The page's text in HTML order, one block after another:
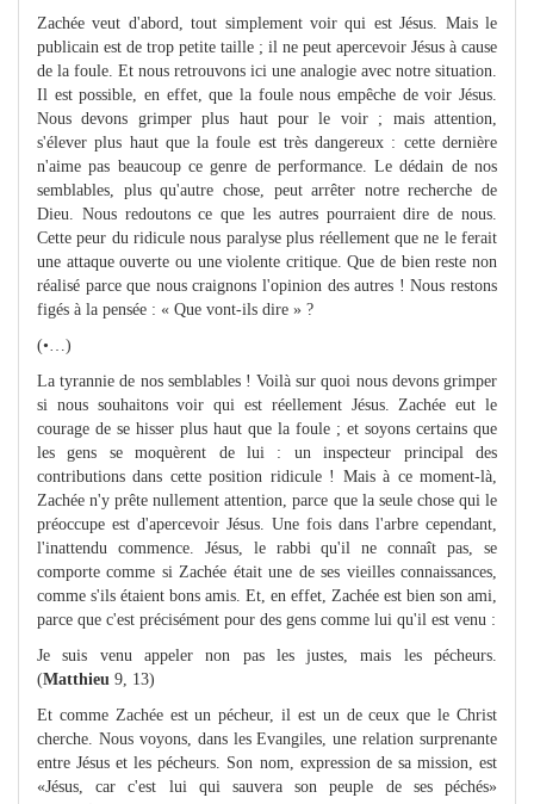
Zachée veut d'abord, tout simplement voir qui est Jésus. Mais le
publicain est de trop petite taille ; il ne peut apercevoir Jésus à cause
de la foule. Et nous retrouvons ici une analogie avec notre situation.
Il est possible, en effet, que la foule nous empêche de voir Jésus.
Nous devons grimper plus haut pour le voir ; mais attention,
s'élever plus haut que la foule est très dangereux : cette dernière
n'aime pas beaucoup ce genre de performance. Le dédain de nos
semblables, plus qu'autre chose, peut arrêter notre recherche de
Dieu. Nous redoutons ce que les autres pourraient dire de nous.
Cette peur du ridicule nous paralyse plus réellement que ne le ferait
une attaque ouverte ou une violente critique. Que de bien reste non
réalisé parce que nous craignons l'opinion des autres ! Nous restons
figés à la pensée : « Que vont-ils dire » ?
(•…)
La tyrannie de nos semblables ! Voilà sur quoi nous devons grimper
si nous souhaitons voir qui est réellement Jésus. Zachée eut le
courage de se hisser plus haut que la foule ; et soyons certains que
les gens se moquèrent de lui : un inspecteur principal des
contributions dans cette position ridicule ! Mais à ce moment-là,
Zachée n'y prête nullement attention, parce que la seule chose qui le
préoccupe est d'apercevoir Jésus. Une fois dans l'arbre cependant,
l'inattendu commence. Jésus, le rabbi qu'il ne connaît pas, se
comporte comme si Zachée était une de ses vieilles connaissances,
comme s'ils étaient bons amis. Et, en effet, Zachée est bien son ami,
parce que c'est précisément pour des gens comme lui qu'il est venu :
Je suis venu appeler non pas les justes, mais les pécheurs.
(Matthieu 9, 13)
Et comme Zachée est un pécheur, il est un de ceux que le Christ
cherche. Nous voyons, dans les Evangiles, une relation surprenante
entre Jésus et les pécheurs. Son nom, expression de sa mission, est
«Jésus, car c'est lui qui sauvera son peuple de ses péchés»